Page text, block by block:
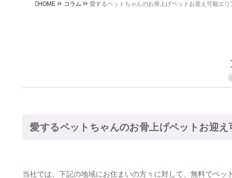
HOME コラム 愛するペットちゃんのお骨上げペットお迎え可能エリ
愛するペットちゃんのお骨上げペットお迎
当社では、下記の地域にお住まいの方々に対して、無料でペッ